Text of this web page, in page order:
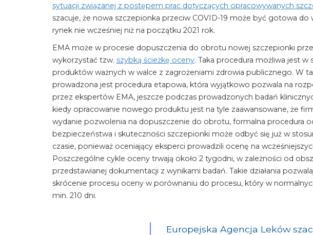
sytuacji związanej z postępem prac dotyczących opracowywanych
szacuje, że nowa szczepionka przeciw COVID-19 może być gotowa do
rynek nie wcześniej niż na początku 2021 rok.
EMA może w procesie dopuszczenia do obrotu nowej szczepionki
wykorzystać tzw. szybką ścieżkę oceny. Taka procedura możliwa jest w
produktów ważnych w walce z zagrożeniami zdrowia publicznego. W
prowadzona jest procedura etapowa, która wyjątkowo pozwala na
przez ekspertów EMA, jeszcze podczas prowadzonych badań
kiedy opracowanie nowego produktu jest na tyle zaawansowane, że
wydanie pozwolenia na dopuszczenie do obrotu, formalna procedura
bezpieczeństwa i skuteczności szczepionki może odbyć się już w
czasie, ponieważ oceniający eksperci prowadzili ocenę na
Poszczególne cykle oceny trwają około 2 tygodni, w zależności od
przedstawianej dokumentacji z wynikami badań. Takie działania
skrócenie procesu oceny w porównaniu do procesu, który w
min. 210 dni.
Europejska Agencja Leków